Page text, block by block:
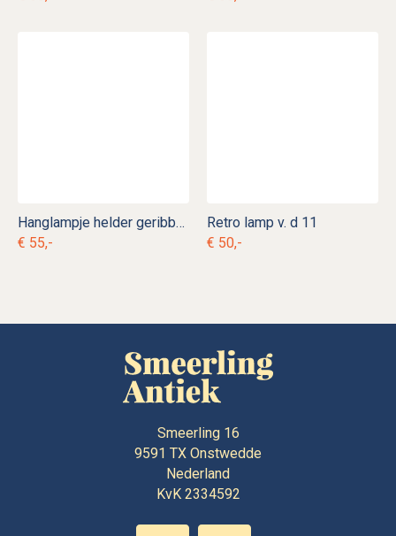
Hanglampje helder geribbeld glas v. d 13
€ 55,-
Retro lamp v. d 11
€ 50,-
Smeerling 16
9591 TX Onstwedde
Nederland
KvK 2334592